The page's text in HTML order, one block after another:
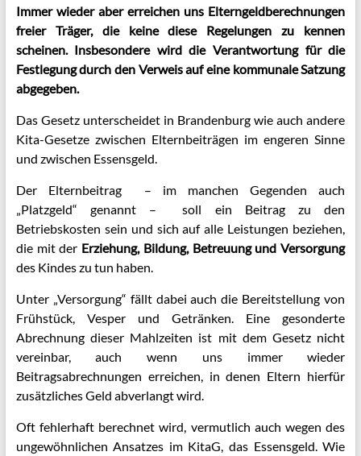
Immer wieder aber erreichen uns Elterngeldberechnungen
freier Träger, die keine diese Regelungen zu kennen
scheinen. Insbesondere wird die Verantwortung für die
Festlegung durch den Verweis auf eine kommunale Satzung
abgegeben.
Das Gesetz unterscheidet in Brandenburg wie auch andere
Kita-Gesetze zwischen Elternbeiträgen im engeren Sinne
und zwischen Essensgeld.
Der Elternbeitrag – im manchen Gegenden auch
„Platzgeld“ genannt – soll ein Beitrag zu den
Betriebskosten sein und sich auf alle Leistungen beziehen,
die mit der Erziehung, Bildung, Betreuung und Versorgung
des Kindes zu tun haben.
Unter „Versorgung“ fällt dabei auch die Bereitstellung von
Frühstück, Vesper und Getränken. Eine gesonderte
Abrechnung dieser Mahlzeiten ist mit dem Gesetz nicht
vereinbar, auch wenn uns immer wieder
Beitragsabrechnungen erreichen, in denen Eltern hierfür
zusätzliches Geld abverlangt wird.
Oft fehlerhaft berechnet wird, vermutlich auch wegen des
ungewöhnlichen Ansatzes im KitaG, das Essensgeld. Wie